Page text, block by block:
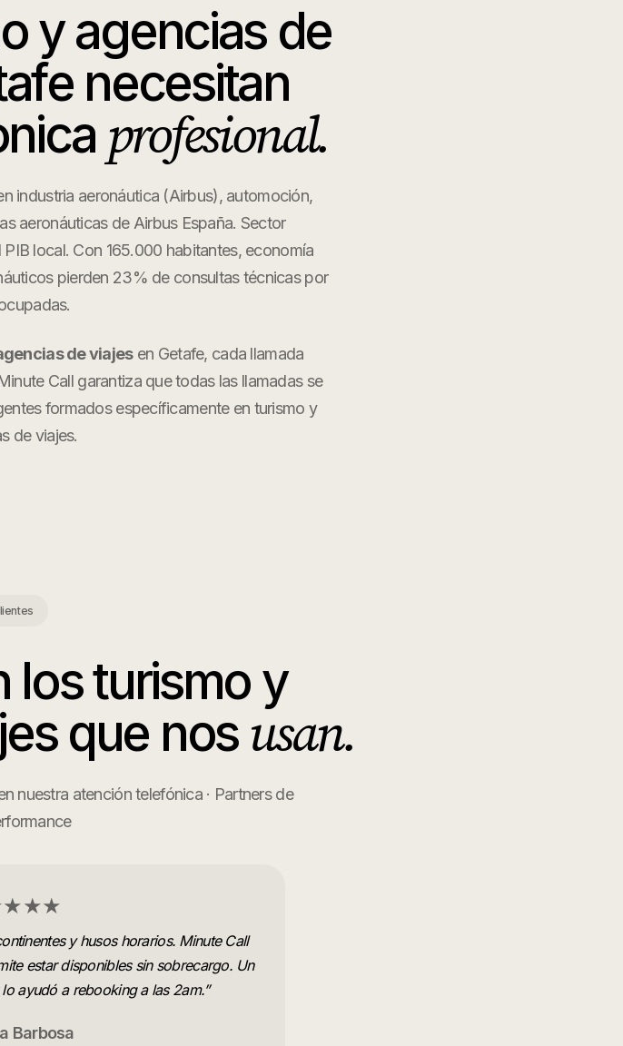
y agencias de
necesitan
profesional.
industria aeronáutica (Airbus), automoción,
aeronáuticas de Airbus España. Sector
local. Con 165.000 habitantes, economía
pierden 23% de consultas técnicas por
de viajesen Getafe, cada llamada
Call garantiza que todas las llamadas se
formados específicamente en turismo y
de viajes.
losturismo y
que nos usan.
nuestra atención telefónica · Partners de
y husos horarios. Minute Call
estar disponibles sin sobrecargo. Un
ayudó a rebooking a las 2am.”
Barbosa